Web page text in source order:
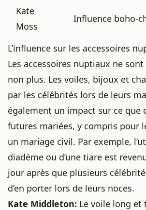
Kate
Moss
Influence boho-
L’influence sur les accessoires
Les accessoires nuptiaux ne
non plus. Les voiles, bijoux et
par les célébrités lors de leurs
également un impact sur ce que
futures mariées, y compris pour
un mariage civil. Par exemple,
diadème ou d’une tiare est
jour après que plusieurs
d’en porter lors de leurs noces.
Kate Middleton: Le voile long